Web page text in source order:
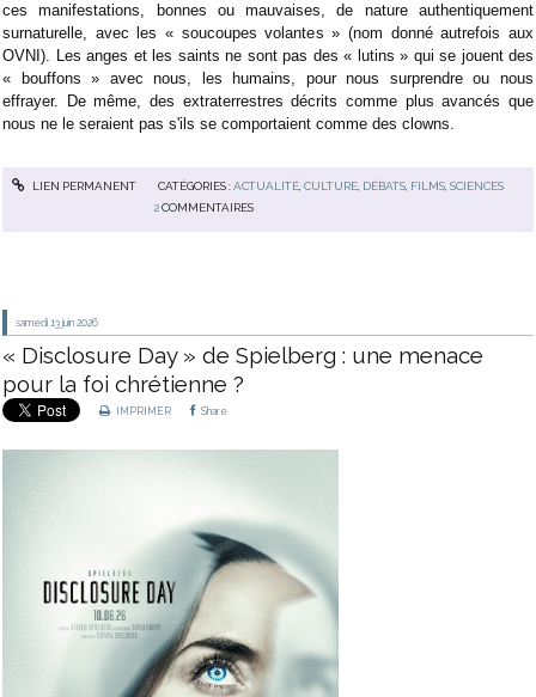
ces manifestations, bonnes ou mauvaises, de nature authentiquement
surnaturelle, avec les « soucoupes volantes » (nom donné autrefois aux
OVNI). Les anges et les saints ne sont pas des « lutins » qui se jouent des
« bouffons » avec nous, les humains, pour nous surprendre ou nous
effrayer. De même, des extraterrestres décrits comme plus avancés que
nous ne le seraient pas s'ils se comportaient comme des clowns.
LIEN PERMANENT CATÉGORIES :ACTUALITÉ, CULTURE, DÉBATS, FILMS, SCIENCES
2 COMMENTAIRES
samedi 13 juin 2026
« Disclosure Day » de Spielberg : une menace
pour la foi chrétienne ?
IMPRIMER Share